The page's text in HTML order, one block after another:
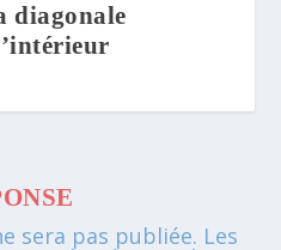
diagonale
sera pas publiée. Les